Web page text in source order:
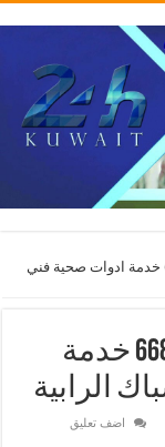
ادوات صحية الرابية 66817766 خدمة ادوات صحية فني
ادوات صحية الرابية 66817766 خدمة
الرابية
اضف تعليق